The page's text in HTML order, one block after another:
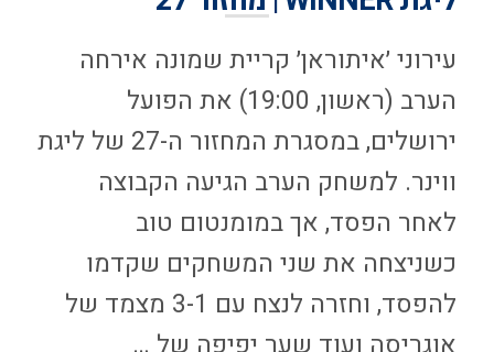
עירוני ׳איתוראן׳ קריית שמונה אירחה
הערב (ראשון, 19:00) את הפועל
ירושלים, במסגרת המחזור ה-27 של ליגת
ווינר. למשחק הערב הגיעה הקבוצה
לאחר הפסד, אך במומנטום טוב
כשניצחה את שני המשחקים שקדמו
להפסד, וחזרה לנצח עם 3-1 מצמד של